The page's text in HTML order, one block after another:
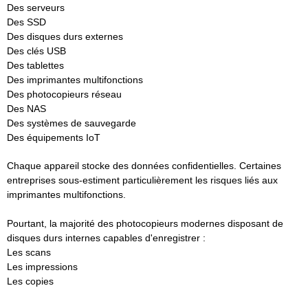
Des serveurs
Des SSD
Des disques durs externes
Des clés USB
Des tablettes
Des imprimantes multifonctions
Des photocopieurs réseau
Des NAS
Des systèmes de sauvegarde
Des équipements IoT
Chaque appareil stocke des données confidentielles. Certaines
entreprises sous-estiment particulièrement les risques liés aux
imprimantes multifonctions.
Pourtant, la majorité des photocopieurs modernes disposant de
disques durs internes capables d'enregistrer :
Les scans
Les impressions
Les copies